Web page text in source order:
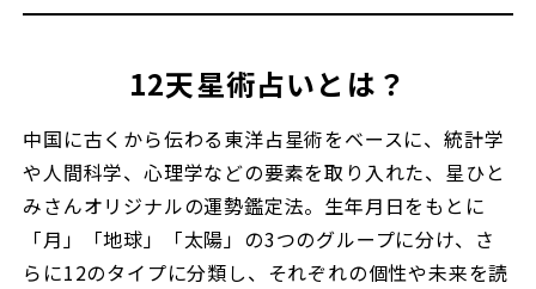
12天星術占いとは？
中国に古くから伝わる東洋占星術をベースに、統計学
や人間科学、心理学などの要素を取り入れた、星ひと
みさんオリジナルの運勢鑑定法。生年月日をもとに
「月」「地球」「太陽」の3つのグループに分け、さ
らに12のタイプに分類し、それぞれの個性や未来を読